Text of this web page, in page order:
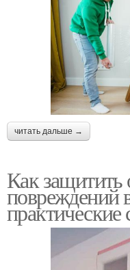
читать дальше →
Как
повреждений
практические